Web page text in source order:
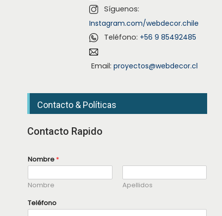
Síguenos:
Instagram.com/webdecor.chile
Teléfono: +56 9 85492485
Email: proyectos@webdecor.cl
Contacto & Políticas
Contacto Rapido
Nombre *
Nombre
Apellidos
o
Teléfono